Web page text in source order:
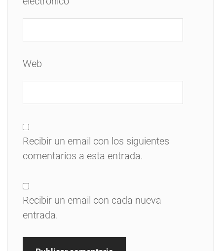
Web
Recibir un email con los siguientes
comentarios a esta entrada.
Recibir un email con cada nueva
entrada.